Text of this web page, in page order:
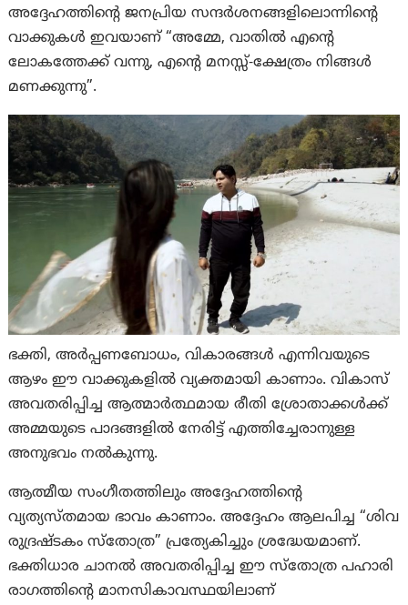
അദ്ദേഹത്തിന്റെ ജനപ്രിയ സന്ദർശനങ്ങളിലൊന്നിന്റെ
വാക്കുകൾ ഇവയാണ് “അമ്മേ, വാതിൽ എന്റെ
ലോകത്തേക്ക് വന്നു, എന്റെ മനസ്സ്-ക്ഷേത്രം നിങ്ങൾ
മണക്കുന്നു”.
ഭക്തി, അർപ്പണബോധം, വികാരങ്ങൾ എന്നിവയുടെ
ആഴം ഈ വാക്കുകളിൽ വ്യക്തമായി കാണാം. വികാസ്
അവതരിപ്പിച്ച ആത്മാർത്ഥമായ രീതി ശ്രോതാക്കൾക്ക്
അമ്മയുടെ പാദങ്ങളിൽ നേരിട്ട് എത്തിച്ചേരാനുള്ള
അനുഭവം നൽകുന്നു.
ആത്മീയ സംഗീതത്തിലും അദ്ദേഹത്തിൻ്റെ
വ്യത്യസ്തമായ ഭാവം കാണാം. അദ്ദേഹം ആലപിച്ച “ശിവ
രുദ്രഷ്ടകം സ്തോത്ര” പ്രത്യേകിച്ചും ശ്രദ്ധേയമാണ്.
ഭക്തിധാര ചാനൽ അവതരിപ്പിച്ച ഈ സ്തോത്ര പഹാരി
രാഗത്തിന്റെ മാനസികാവസ്ഥയിലാണ്